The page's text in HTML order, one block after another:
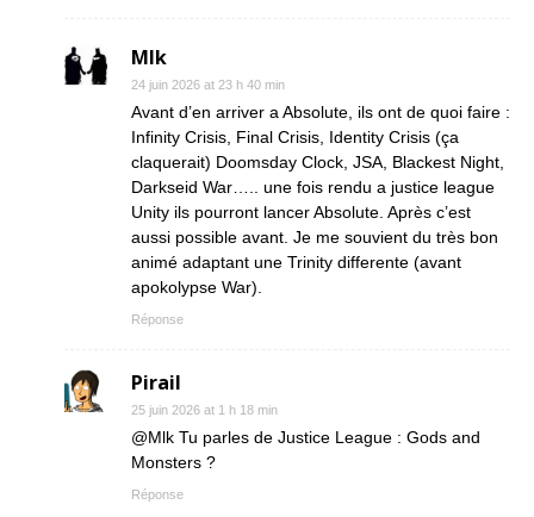
Mlk
24 juin 2026 at 23 h 40 min
Avant d’en arriver a Absolute, ils ont de quoi faire :
Infinity Crisis, Final Crisis, Identity Crisis (ça
claquerait) Doomsday Clock, JSA, Blackest Night,
Darkseid War….. une fois rendu a justice league
Unity ils pourront lancer Absolute. Après c’est
aussi possible avant. Je me souvient du très bon
animé adaptant une Trinity differente (avant
apokolypse War).
Réponse
Pirail
25 juin 2026 at 1 h 18 min
@Mlk Tu parles de Justice League : Gods and
Monsters ?
Réponse